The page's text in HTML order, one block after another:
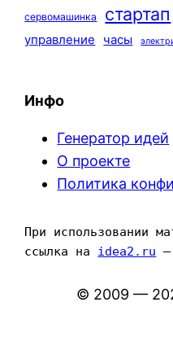
сервомашинка стартап
управление часы
Инфо
Генератор идей
О проекте
Политика
При использовании
ссылка на idea2.ru
© 2009 —